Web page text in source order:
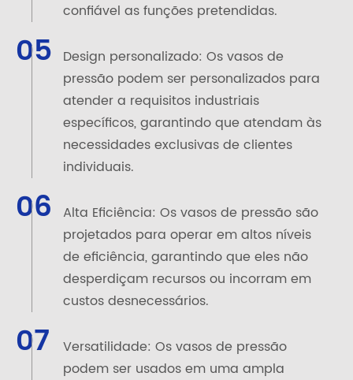
confiável as funções pretendidas.
05
Design personalizado: Os vasos de
pressão podem ser personalizados para
atender a requisitos industriais
específicos, garantindo que atendam às
necessidades exclusivas de clientes
individuais.
06
Alta Eficiência: Os vasos de pressão são
projetados para operar em altos níveis
de eficiência, garantindo que eles não
desperdiçam recursos ou incorram em
custos desnecessários.
07
Versatilidade: Os vasos de pressão
podem ser usados em uma ampla